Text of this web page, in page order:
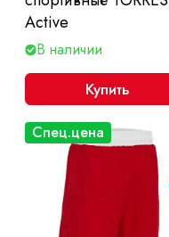
Active
В наличии
Купить
Спец.цена